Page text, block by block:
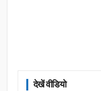
देखें वीडियो